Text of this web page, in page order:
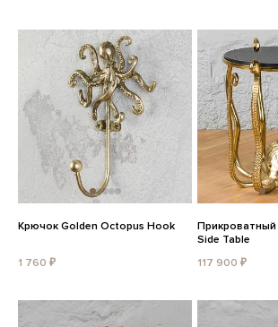
Крючок Golden Octopus Hook
1 760 ₽
Прикроватный
Side Table
117 900 ₽